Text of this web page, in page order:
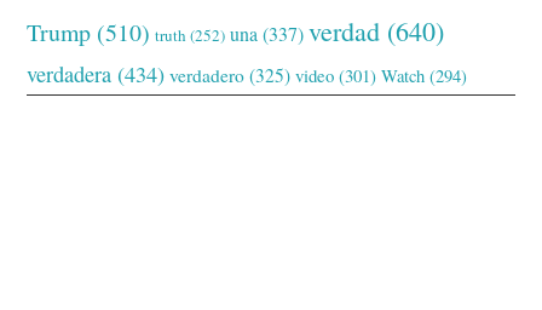
Trump (510) truth (252) una (337) verdad (640)
verdadera (434) verdadero (325) video (301) Watch (294)